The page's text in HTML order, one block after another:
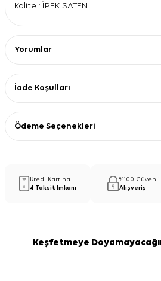
Kalite : İPEK SATEN
Yorumlar
İade Koşulları
Ödeme Seçenekleri
Kredi Kartına
4 Taksit İmkanı
%100 Güvenli
Alışveriş
Keşfetmeye